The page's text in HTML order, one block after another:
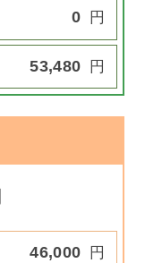
0 円
53,480 円
46,000 円